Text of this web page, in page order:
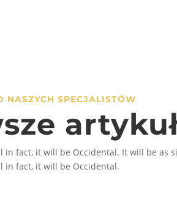
NASZYCH SPECJALISTÓW
in fact, it will be Occidental. It will be as
in fact, it will be Occidental.